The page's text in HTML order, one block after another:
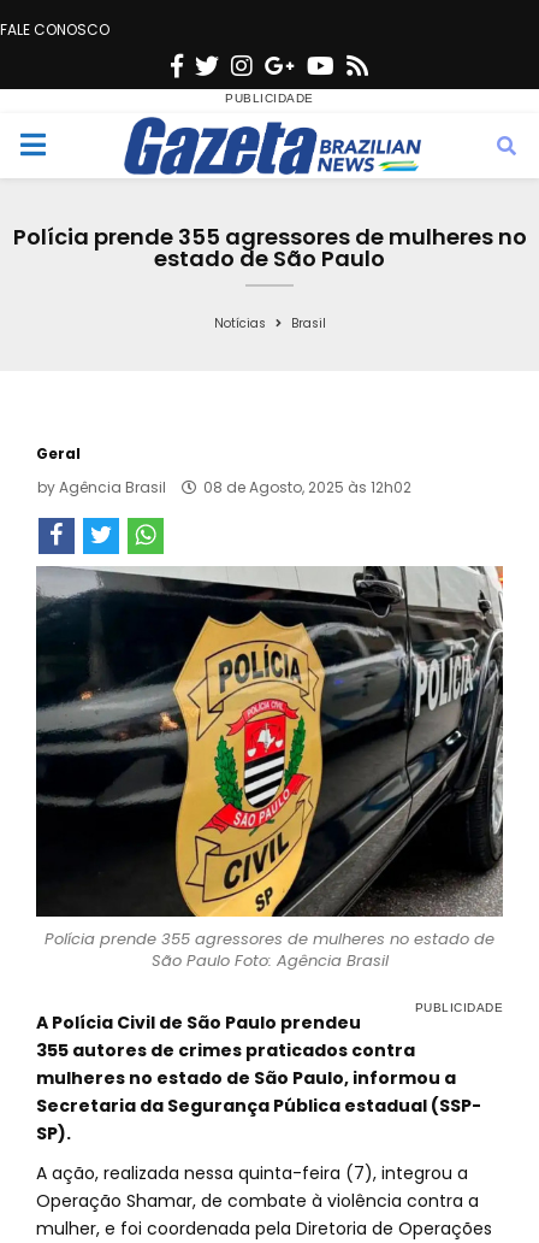
FALE CONOSCO
F
c
e
o
T
w
i
t
e
n
s
t
g
r
a
G
o
o
g
e
Y
u
t
b
s
M
Polícia prende 355 agressores de mulheres no
estado de São Paulo
Notícias Brasil
Geral
byAgência Brasil 08 de Agosto, 2025 às 12h02
Polícia prende 355 agressores de mulheres no estado de
São Paulo Foto: Agência Brasil
A Polícia Civil de São Paulo prendeu
355 autores de crimes praticados contra
mulheres no estado de São Paulo, informou a
Secretaria da Segurança Pública estadual (SSP-
SP).
A ação, realizada nessa quinta-feira (7), integrou a
Operação Shamar, de combate à violência contra a
mulher, e foi coordenada pela Diretoria de Operações